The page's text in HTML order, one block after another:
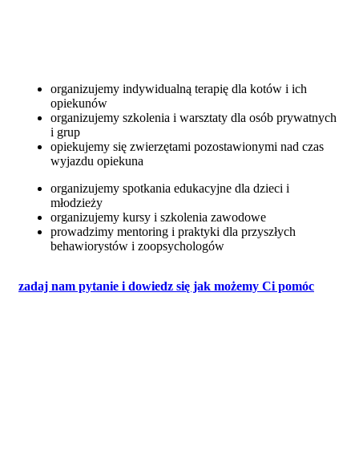
organizujemy indywidualną terapię dla kotów i ich
opiekunów
organizujemy szkolenia i warsztaty dla osób prywatnych
i grup
opiekujemy się zwierzętami pozostawionymi nad czas
wyjazdu opiekuna
organizujemy spotkania edukacyjne dla dzieci i
młodzieży
organizujemy kursy i szkolenia zawodowe
prowadzimy mentoring i praktyki dla przyszłych
behawiorystów i zoopsychologów
zadaj nam pytanie i dowiedz się jak możemy Ci pomóc